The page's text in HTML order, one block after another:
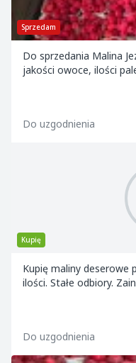
Sprzedam
Do sprzedania Malina
jakości owoce, ilości
Do uzgodnienia
Kupię
Kupię maliny deserowe
ilości. Stałe odbiory.
Do uzgodnienia